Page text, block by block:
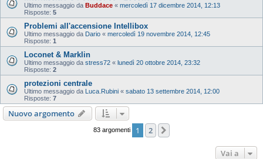
Ultimo messaggio da Buddace « mercoledì 17 dicembre 2014, 12:13
Risposte: 5
Problemi all'accensione Intellibox
Ultimo messaggio da Dario « mercoledì 19 novembre 2014, 12:45
Risposte: 1
Loconet & Marklin
Ultimo messaggio da stress72 « lunedì 20 ottobre 2014, 23:32
Risposte: 2
protezioni centrale
Ultimo messaggio da Luca.Rubini « sabato 13 settembre 2014, 12:00
Risposte: 7
Nuovo argomento
83 argomenti 1 2
Vai a